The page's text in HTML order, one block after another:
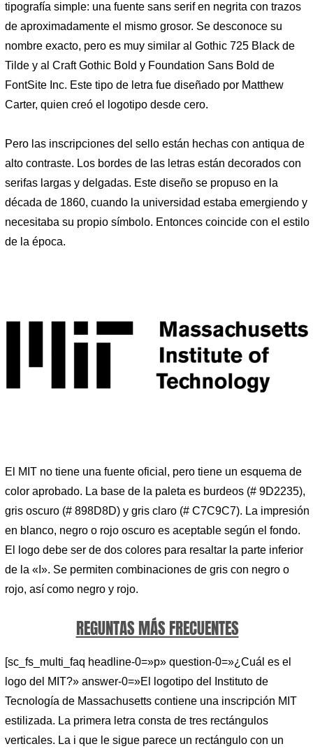
tipografía simple: una fuente sans serif en negrita con trazos
de aproximadamente el mismo grosor. Se desconoce su
nombre exacto, pero es muy similar al Gothic 725 Black de
Tilde y al Craft Gothic Bold y Foundation Sans Bold de
FontSite Inc. Este tipo de letra fue diseñado por Matthew
Carter, quien creó el logotipo desde cero.
Pero las inscripciones del sello están hechas con antiqua de
alto contraste. Los bordes de las letras están decorados con
serifas largas y delgadas. Este diseño se propuso en la
década de 1860, cuando la universidad estaba emergiendo y
necesitaba su propio símbolo. Entonces coincide con el estilo
de la época.
El MIT no tiene una fuente oficial, pero tiene un esquema de
color aprobado. La base de la paleta es burdeos (# 9D2235),
gris oscuro (# 898D8D) y gris claro (# C7C9C7). La impresión
en blanco, negro o rojo oscuro es aceptable según el fondo.
El logo debe ser de dos colores para resaltar la parte inferior
de la «I». Se permiten combinaciones de gris con negro o
rojo, así como negro y rojo.
REGUNTAS MÁS FRECUENTES
[sc_fs_multi_faq headline-0=»p» question-0=»¿Cuál es el
logo del MIT?» answer-0=»El logotipo del Instituto de
Tecnología de Massachusetts contiene una inscripción MIT
estilizada. La primera letra consta de tres rectángulos
verticales. La i que le sigue parece un rectángulo con un